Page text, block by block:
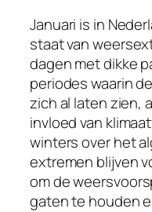
Januari is in
staat van
dagen met dikke
periodes waarin
zich al laten zien,
invloed van
winters over het
extremen blijven
om de
gaten te houden